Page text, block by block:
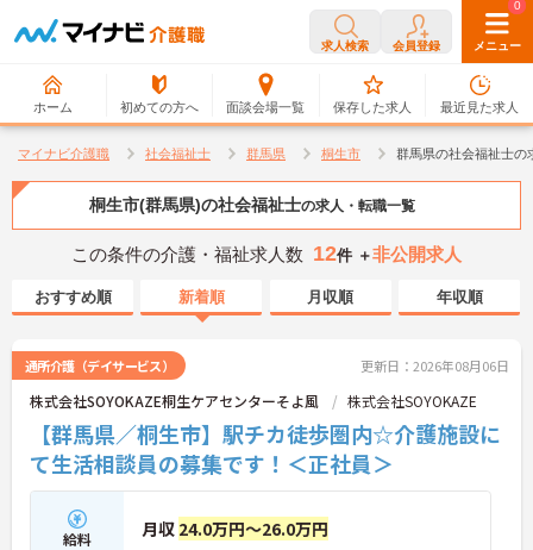
求人検索 会員登録 メニュー
ホーム 初めての方へ 面談会場一覧
0
保存した求人
0
最近見た求人
マイナビ介護職 社会福祉士 群馬県 桐生市 群馬県の社会福祉士の
桐生市(群馬県)の社会福祉士の求人・転職一覧
この条件の介護・福祉求人数 12件 ＋非公開求人
おすすめ順 新着順 月収順 年収順
通所介護（デイサービス） 更新日：2026年08月06日
株式会社SOYOKAZE桐生ケアセンターそよ風 株式会社SOYOKAZE
【群馬県／桐生市】駅チカ徒歩圏内☆介護施設に
て生活相談員の募集です！＜正社員＞
給料 月収 24.0万円～26.0万円